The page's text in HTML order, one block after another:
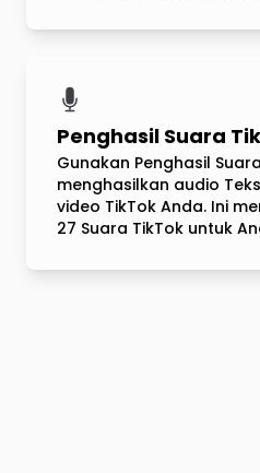
Penghasil Suara
Gunakan Penghasil
menghasilkan audio
video TikTok Anda. Ini
27 Suara TikTok untuk